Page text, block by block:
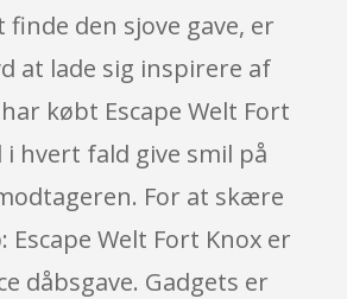
den sjove gave, er
at lade sig inspirere af
købt Escape Welt Fort
i hvert fald give smil på
For at skære
Escape Welt Fort Knox er
dåbsgave. Gadgets er